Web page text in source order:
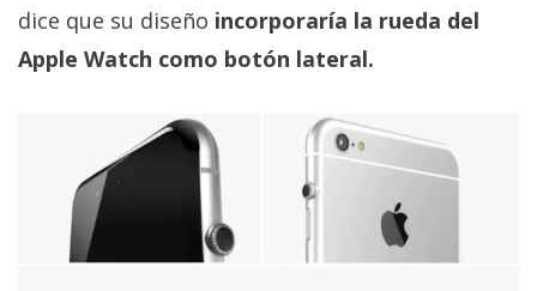
dice que su diseño incorporaría la rueda del
Apple Watch como botón lateral.